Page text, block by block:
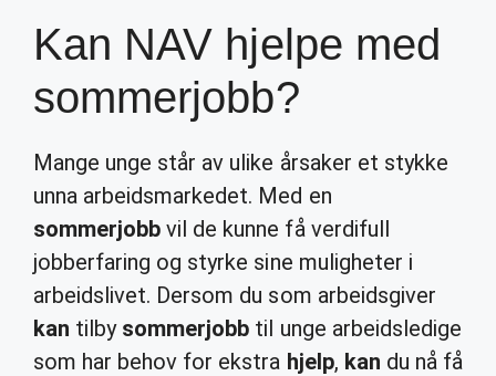
Kan NAV hjelpe med
sommerjobb?
Mange unge står av ulike årsaker et stykke
unna arbeidsmarkedet. Med en
sommerjobb vil de kunne få verdifull
jobberfaring og styrke sine muligheter i
arbeidslivet. Dersom du som arbeidsgiver
kan tilby sommerjobb til unge arbeidsledige
som har behov for ekstra hjelp, kan du nå få